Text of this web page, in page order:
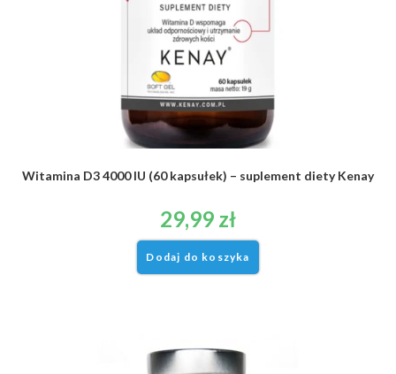
Witamina D3 4000 IU (60 kapsułek) – suplement diety Kenay
29,99 zł
Dodaj do koszyka